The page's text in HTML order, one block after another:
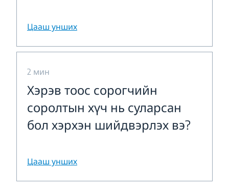
Цааш унших
2 мин
Хэрэв тоос сорогчийн
соролтын хүч нь суларсан
бол хэрхэн шийдвэрлэх вэ?
Цааш унших